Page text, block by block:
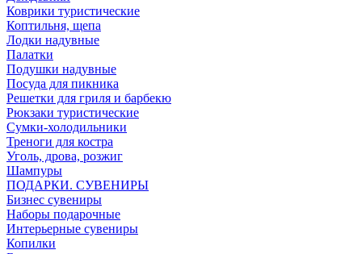
Коврики туристические
Коптильня, щепа
Лодки надувные
Палатки
Подушки надувные
Посуда для пикника
Решетки для гриля и барбекю
Рюкзаки туристические
Сумки-холодильники
Треноги для костра
Уголь, дрова, розжиг
Шампуры
ПОДАРКИ. СУВЕНИРЫ
Бизнес сувениры
Наборы подарочные
Интерьерные сувениры
Копилки